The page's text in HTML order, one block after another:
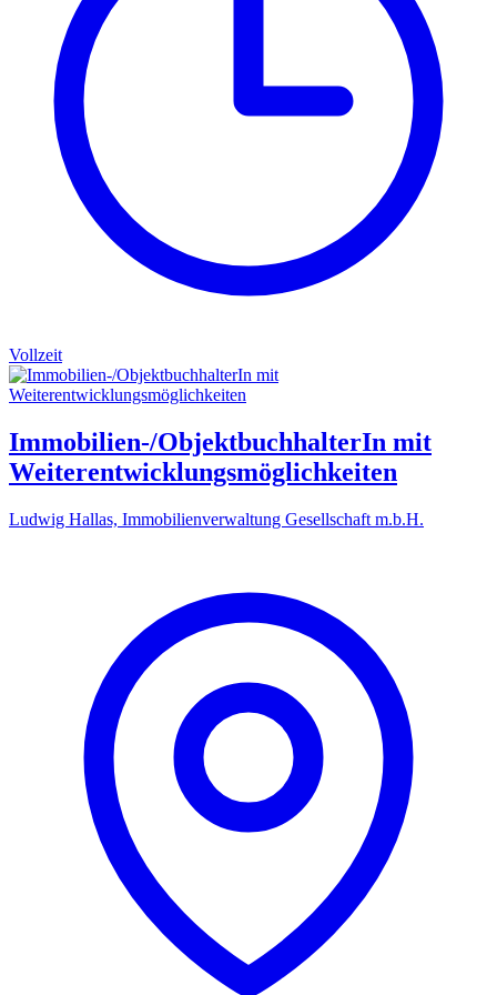
Vollzeit
Immobilien-/ObjektbuchhalterIn mit
Weiterentwicklungsmöglichkeiten
Ludwig Hallas, Immobilienverwaltung Gesellschaft m.b.H.